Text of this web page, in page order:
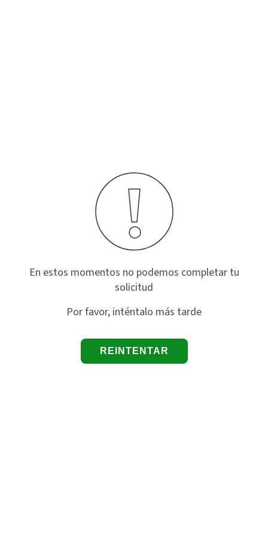
En estos momentos no podemos completar tu
solicitud
Por favor, inténtalo más tarde
REINTENTAR